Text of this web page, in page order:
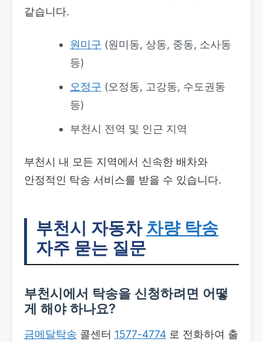
같습니다.
원미구 (원미동, 상동, 중동, 소사동
등)
오정구 (오정동, 고강동, 수도권동
등)
부천시 전역 및 인근 지역
부천시 내 모든 지역에서 신속한 배차와
안정적인 탁송 서비스를 받을 수 있습니다.
부천시 자동차 차량 탁송
자주 묻는 질문
부천시에서 탁송을 신청하려면 어떻
게 해야 하나요?
금메달탁송 콜센터 1577-4774 로 전화하여 출